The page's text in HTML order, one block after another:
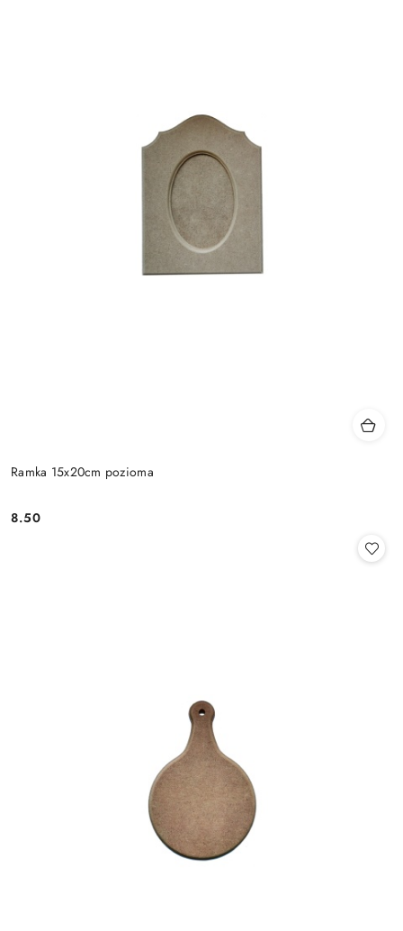
Ramka 15x20cm pozioma
Cena:
8.50